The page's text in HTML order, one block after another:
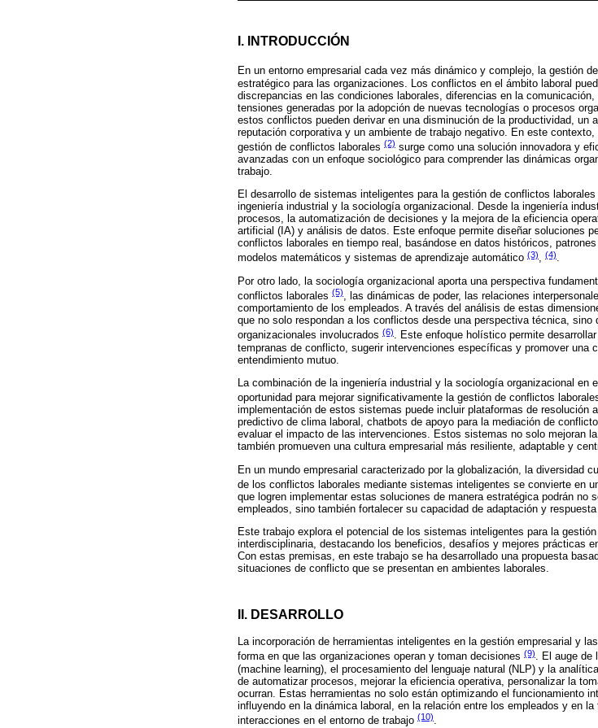
I. INTRODUCCIÓN
En un entorno empresarial cada vez más dinámico y complejo, la gestión
estratégico para las organizaciones. Los conflictos en el ámbito laboral
discrepancias en las condiciones laborales, diferencias en la
tensiones generadas por la adopción de nuevas tecnologías o procesos
estos conflictos pueden derivar en una disminución de la productividad, un
reputación corporativa y un ambiente de trabajo negativo. En este
gestión de conflictos laborales (2) surge como una solución innovadora y
avanzadas con un enfoque sociológico para comprender las dinámicas
trabajo.
El desarrollo de sistemas inteligentes para la gestión de conflictos
ingeniería industrial y la sociología organizacional. Desde la ingeniería
procesos, la automatización de decisiones y la mejora de la eficiencia
artificial (IA) y análisis de datos. Este enfoque permite diseñar soluciones
conflictos laborales en tiempo real, basándose en datos históricos,
modelos matemáticos y sistemas de aprendizaje automático (3), (4).
Por otro lado, la sociología organizacional aporta una perspectiva
conflictos laborales (5), las dinámicas de poder, las relaciones
comportamiento de los empleados. A través del análisis de estas
que no solo respondan a los conflictos desde una perspectiva técnica,
organizacionales involucrados (6). Este enfoque holístico permite
tempranas de conflicto, sugerir intervenciones específicas y promover una
entendimiento mutuo.
La combinación de la ingeniería industrial y la sociología organizacional en
oportunidad para mejorar significativamente la gestión de conflictos
implementación de estos sistemas puede incluir plataformas de resolución
predictivo de clima laboral, chatbots de apoyo para la mediación de
evaluar el impacto de las intervenciones. Estos sistemas no solo mejoran
también promueven una cultura empresarial más resiliente, adaptable y
En un mundo empresarial caracterizado por la globalización, la diversidad
de los conflictos laborales mediante sistemas inteligentes se convierte en
que logren implementar estas soluciones de manera estratégica podrán no
empleados, sino también fortalecer su capacidad de adaptación y
Este trabajo explora el potencial de los sistemas inteligentes para la
interdisciplinaria, destacando los beneficios, desafíos y mejores prácticas
Con estas premisas, en este trabajo se ha desarrollado una propuesta
situaciones de conflicto que se presentan en ambientes laborales.
II. DESARROLLO
La incorporación de herramientas inteligentes en la gestión empresarial y
forma en que las organizaciones operan y toman decisiones (9). El auge de
(machine learning), el procesamiento del lenguaje natural (NLP) y la
de automatizar procesos, mejorar la eficiencia operativa, personalizar la
ocurran. Estas herramientas no solo están optimizando el funcionamiento
influyendo en la dinámica laboral, en la relación entre los empleados y en
interacciones en el entorno de trabajo (10).